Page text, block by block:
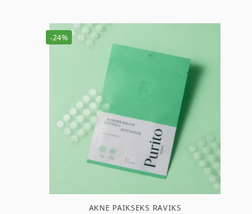
-24%
AKNE PAIKSEKS RAVIKS